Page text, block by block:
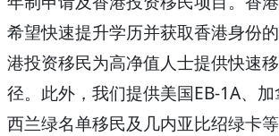
希望快速提升学历并获取香港身份
港投资移民为高净值人士提供快速
径。此外，我们提供美国EB-1A、
西兰绿名单移民及几内亚比绍绿卡